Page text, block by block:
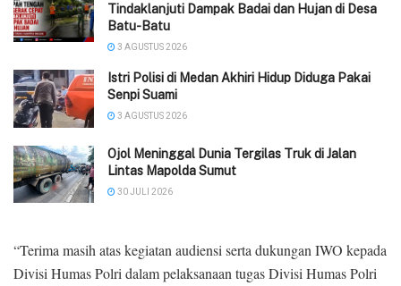
Tindaklanjuti Dampak Badai dan Hujan di Desa
Batu-Batu
3 AGUSTUS 2026
‎Istri Polisi di Medan Akhiri Hidup Diduga Pakai
Senpi Suami
3 AGUSTUS 2026
Ojol Meninggal Dunia Tergilas Truk di Jalan
Lintas Mapolda Sumut
30 JULI 2026
“Terima masih atas kegiatan audiensi serta dukungan IWO kepada
Divisi Humas Polri dalam pelaksanaan tugas Divisi Humas Polri